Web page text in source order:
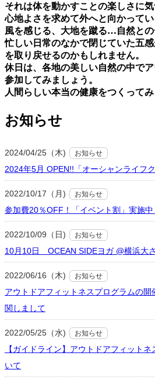
それは体を動かすことの楽しさに
⼼地よさを求めて外へと向かってい
⾵を感じる、⼤地を蹴る…⾃然との
忙しい⽇常のなかで閉じていた五
を取り戻せるのかもしれません。
休⽇は、各地の美しい⾃然の中で
参加してみましょう。
⼈間らしい本当の健康をつくってみ
お知らせ
2024/04/25（木) お知らせ
2024年5月 OPEN!!「オーシャンライフク
2022/10/17（月) お知らせ
参加費20％OFF！「イベント割」実施中
2022/10/09（日) お知らせ
10月10日 OCEAN SIDEヨガ @横浜大
2022/06/16（木) お知らせ
アウトドアフィットネスプログラムの開
関しまして
2022/05/25（水) お知らせ
【ガイドライン】アウトドアフィット
いて